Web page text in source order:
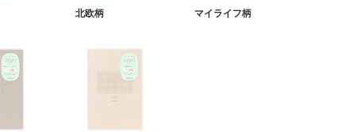
北欧柄 マイライフ柄